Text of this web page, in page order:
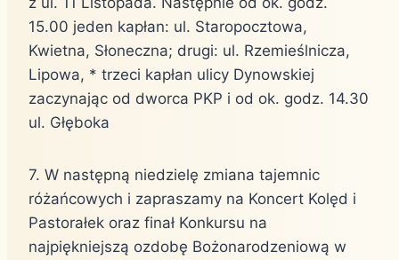
15.00 jeden kapłan: ul. Staropocztowa,
Kwietna, Słoneczna; drugi: ul. Rzemieślnicza,
Lipowa, * trzeci kapłan ulicy Dynowskiej
zaczynając od dworca PKP i od ok. godz. 14.30
ul. Głęboka
7. W następną niedzielę zmiana tajemnic
różańcowych i zapraszamy na Koncert Kolęd i
Pastorałek oraz finał Konkursu na
najpiękniejszą ozdobę Bożonarodzeniową w